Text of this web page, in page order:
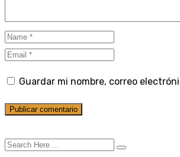
Guardar mi nombre, correo